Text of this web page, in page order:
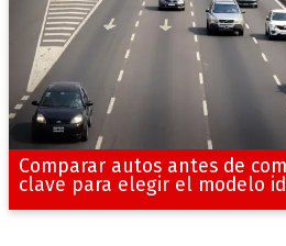
Comparar autos antes de
clave para elegir el modelo